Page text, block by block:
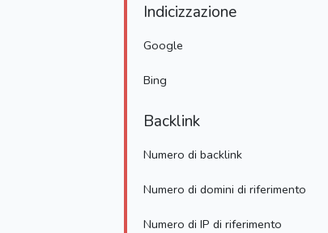
Indicizzazione
Google
Bing
Backlink
Numero di backlink
Numero di domini di riferimento
Numero di IP di riferimento